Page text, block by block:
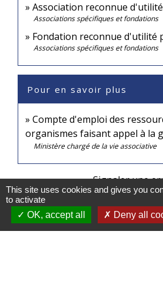
Association reconnue
Associations spécifiques et fondations
Fondation reconnue d'utilité
Associations spécifiques et fondations
Pour en savoir plus
Compte d'emploi des
organismes faisant appel à la
Ministère chargé de la vie associative
Signaler une
This site uses cookies and gives you
to activate
OK, accept all
Deny all